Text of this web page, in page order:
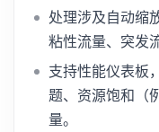
处理涉及自动缩
粘性流量、突发
支持性能仪表板
题、资源饱和（
量。